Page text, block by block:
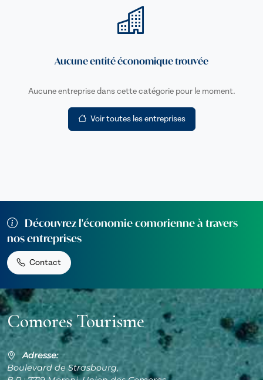
Aucune entité économique trouvée
Aucune entreprise dans cette catégorie pour le moment.
Voir toutes les entreprises
Découvrez l'économie comorienne à travers
nos entreprises
Contact
Comores Tourisme
Adresse:
Boulevard de Strasbourg,